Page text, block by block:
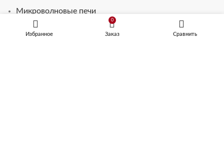
Микроволновые печи
Посудомоечные машины
Избранное
0
Заказ Сравнить